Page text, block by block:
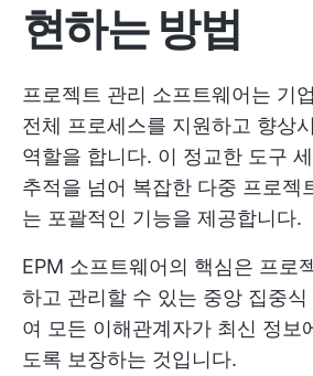
현하는 방법
프로젝트 관리 소프트웨어는 기
전체 프로세스를 지원하고 향상
역할을 합니다. 이 정교한 도구
추적을 넘어 복잡한 다중 프로젝
는 포괄적인 기능을 제공합니다.
EPM 소프트웨어의 핵심은 프로
하고 관리할 수 있는 중앙 집중
여 모든 이해관계자가 최신 정보
도록 보장하는 것입니다.